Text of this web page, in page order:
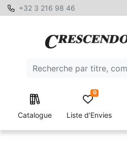
+32 3 216 98 46
Catalogue Liste d'Envies
0